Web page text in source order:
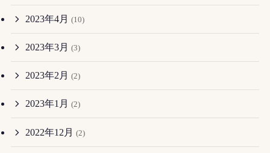
2023年4月 (10)
2023年3月 (3)
2023年2月 (2)
2023年1月 (2)
2022年12月 (2)